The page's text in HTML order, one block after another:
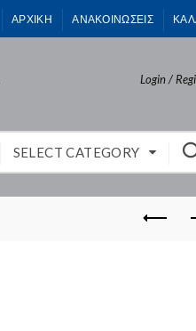
ΑΡΧΙΚΗ ΑΝΑΚΟΙΝΩΣΕΙΣ
Login /
SELECT CATEGORY